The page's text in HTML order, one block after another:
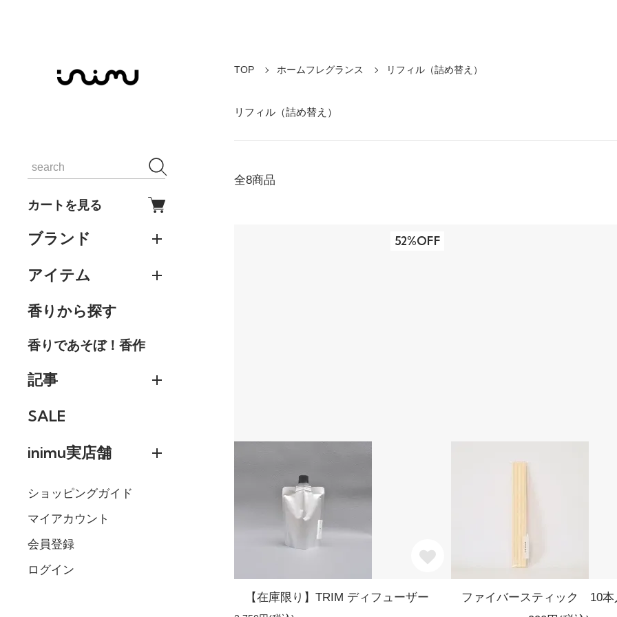
カートを見る
ブランド
アイテム
香りから探す
香りであそぼ！香作
記事
SALE
inimu実店舗
ショッピングガイド
マイアカウント
会員登録
ログイン
TOP ホームフレグランス リフィル（詰め替え）
リフィル（詰め替え）
全8商品
52%OFF
【在庫限り】TRIM ディフューザー
ファイバースティック 10本